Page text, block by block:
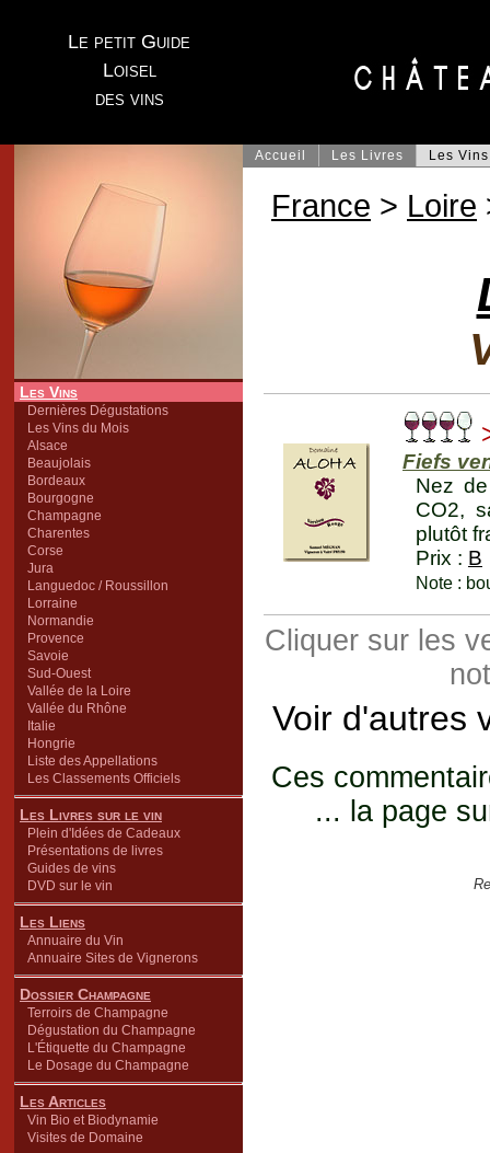
Le petit Guide
Loisel
des vins
Les Vins
Dernières Dégustations
Les Vins du Mois
Alsace
Beaujolais
Bordeaux
Bourgogne
Champagne
Charentes
Corse
Jura
Languedoc / Roussillon
Lorraine
Normandie
Provence
Savoie
Sud-Ouest
Vallée de la Loire
Vallée du Rhône
Italie
Hongrie
Liste des Appellations
Les Classements Officiels
Les Livres sur le vin
Plein d'Idées de Cadeaux
Présentations de livres
Guides de vins
DVD sur le vin
Les Liens
Annuaire du Vin
Annuaire Sites de Vignerons
Dossier Champagne
Terroirs de Champagne
Dégustation du Champagne
L'Étiquette du Champagne
Le Dosage du Champagne
Les Articles
Vin Bio et Biodynamie
Visites de Domaine
Accueil Les Livres Les Vins
France > Loire
Fiefs
Nez
CO2,
plutôt
Prix : B
Note :
Cliquer sur les
Voir d'autres
Ces
... la page